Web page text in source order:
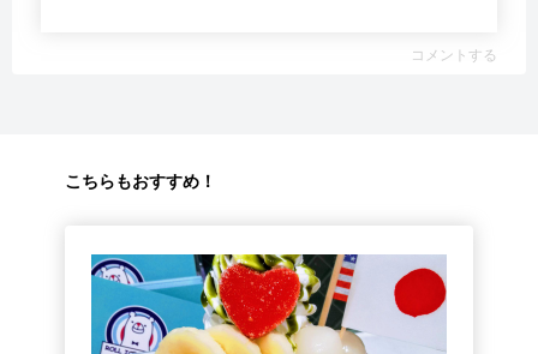
コメントする
こちらもおすすめ！